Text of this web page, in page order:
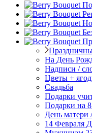
На День
Надписи /
Цветы +
Свадьба
Подарки
Подарки на
День
14 Февраля